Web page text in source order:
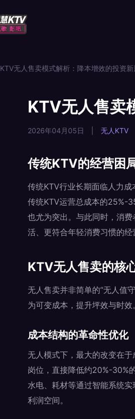
KTV无人售卖模式解析：降本增效的投资新
KTV无人售卖
2026年04月05日 无人KTV
传统KTV的经营困
传统KTV行业长期面临人力
传统KTV运营总成本的25%-
也尤为突出。与此同时，消
活、更符合年轻消费习惯的
KTV无人售卖的核
无人售卖并非简单的“无人值
为可变成本，提升坪效与时效。
成本结构的革命性优化
无人模式下，最大的改变在
岗位，直接降低约20%-30%
水电、耗材等通过智能系统
利润空间。